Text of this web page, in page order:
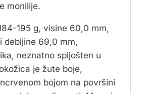
monilije.
195 g, visine 60,0 mm,
debljine 69,0 mm,
neznatno spljošten u
je žute boje,
bojom na površini